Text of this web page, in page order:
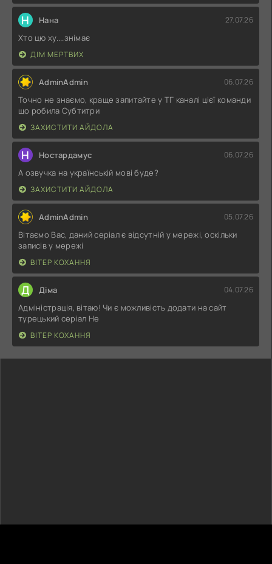
Н Нана 27.07.26
Хто цю ху....знімає
ДІМ МЕРТВИХ
AdminAdmin 06.07.26
Точно не знаємо, краще запитайте у ТГ каналі цієї команди
що робила Субтитри
ЗАХИСТИТИ АЙДОЛА
Н Ностардамус 06.07.26
А озвучка на українській мові буде?
ЗАХИСТИТИ АЙДОЛА
AdminAdmin 05.07.26
Вітаємо Вас, даний серіал є відсутній у мережі, оскільки
записів у мережі
ВІТЕР КОХАННЯ
Д Діма 04.07.26
Адміністрація, вітаю! Чи є можливість додати на сайт
турецький серіал Не
ВІТЕР КОХАННЯ